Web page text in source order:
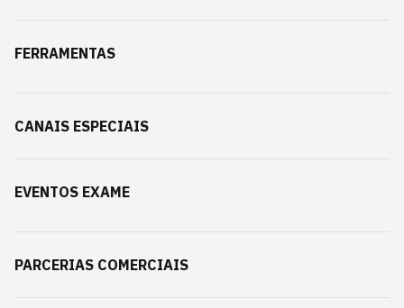
FERRAMENTAS
CANAIS ESPECIAIS
EVENTOS EXAME
PARCERIAS COMERCIAIS